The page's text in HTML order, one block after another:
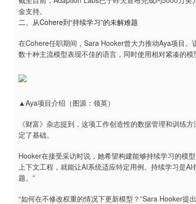
金支持。
二、从Cohere到“持续学习”的未解难题
在Cohere任职期间，Sara Hooker曾大力推动Aya项目
数十种主流模型表现不佳的语言，同时使用相对紧凑的模
▲Aya项目介绍（图源：领英）
《财富》杂志提到，这项工作创造性的数据管理和训练
定了基础。
Hooker在接受采访时说，她希望构建能够持续学习的模
上下文工程，就能让AI系统适应特定用例。持续学习是
题。”
“如何在不修改权重的情况下更新模型？”Sara Hooker提出